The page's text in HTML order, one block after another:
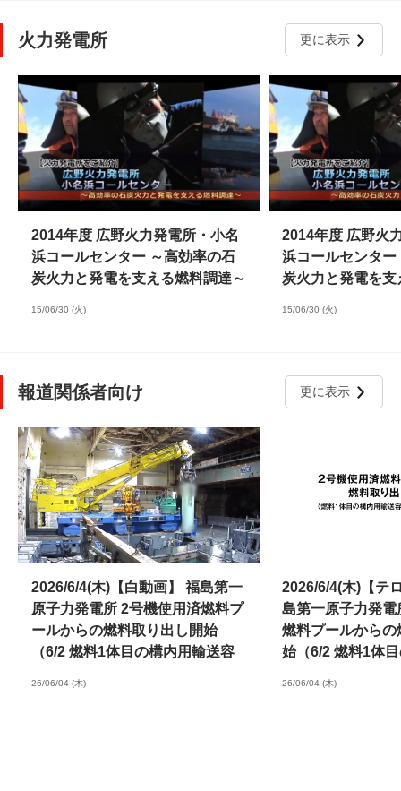
火力発電所 更に表示
2014年度 広野火力発電所・小名
浜コールセンター ～高効率の石
炭火力と発電を支える燃料調達～
15/06/30 (火)
2014年度 広野火
浜コールセンター
炭火力と発電を
15/06/30 (火)
報道関係者向け 更に表示
2026/6/4(木)【白動画】 福島第一
原子力発電所 2号機使用済燃料プ
ールからの燃料取り出し開始
（6/2 燃料1体目の構内用輸送容
26/06/04 (木)
2026/6/4(木)【テ
島第一原子力発電
燃料プールから
始（6/2 燃料1体
26/06/04 (木)